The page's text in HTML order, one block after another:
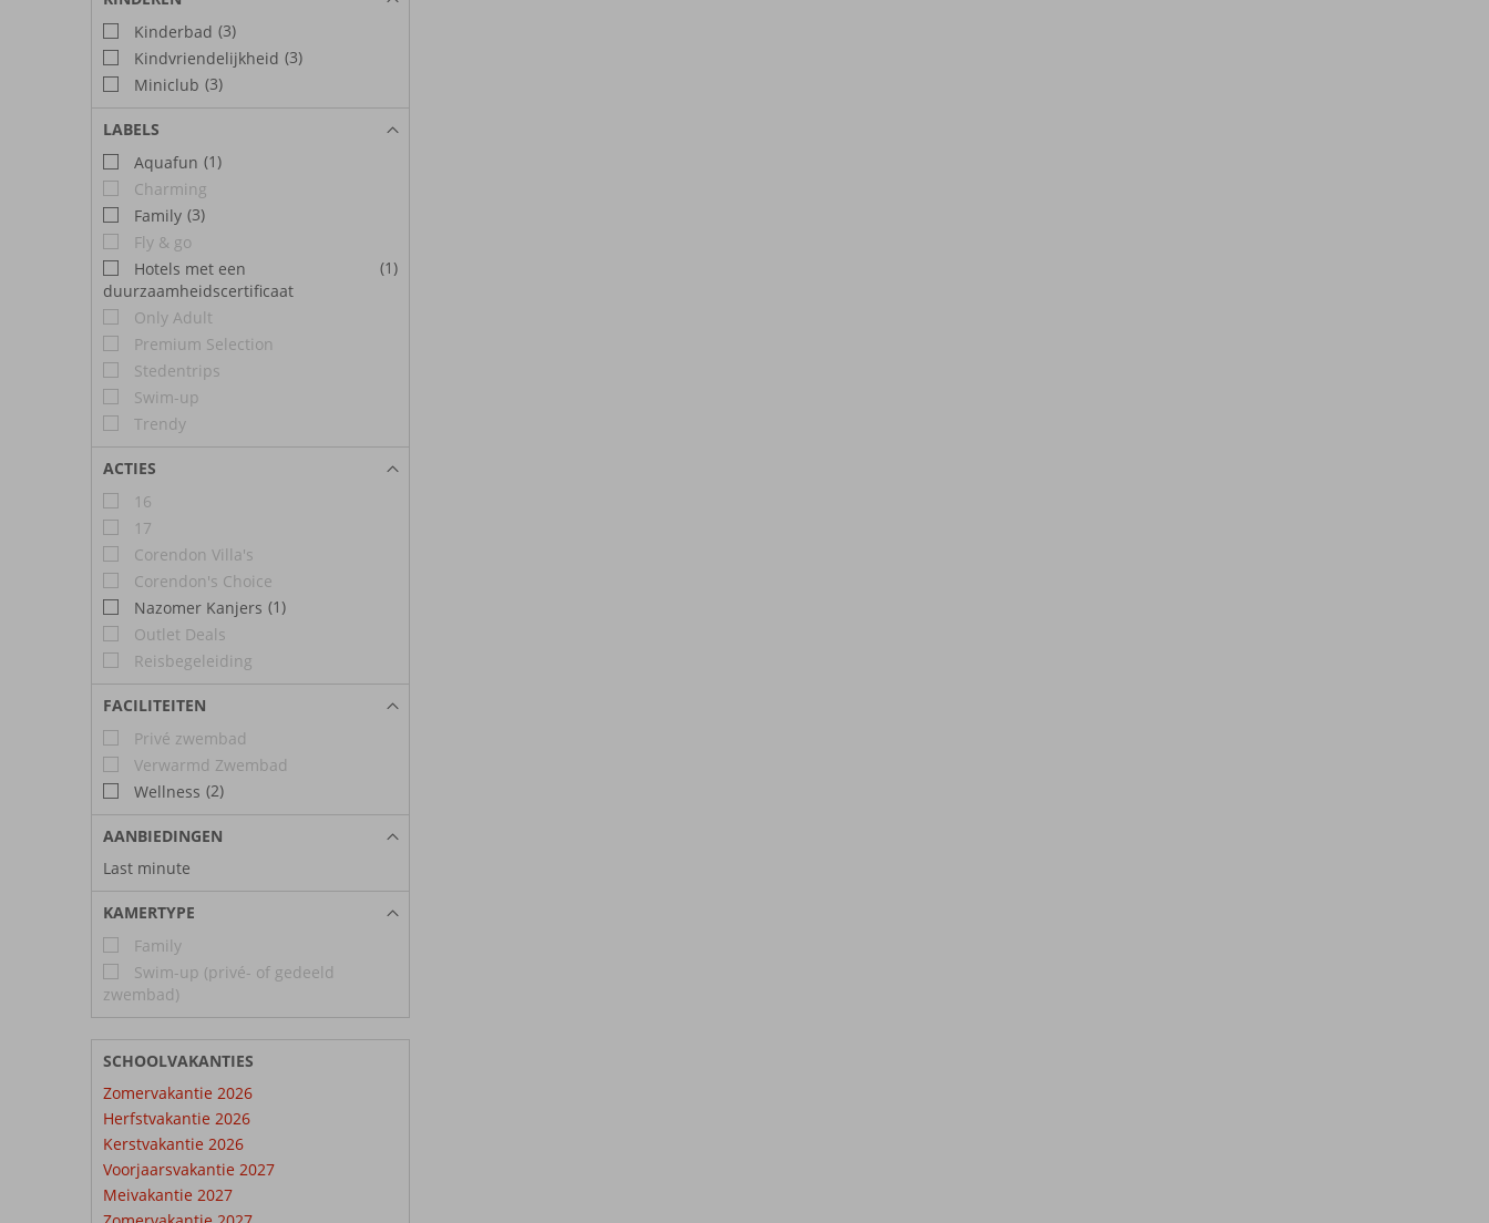
Kinderbad (3)
Kindvriendelijkheid (3)
Miniclub (3)
LABELS
Aquafun (1)
Charming
Family (3)
Fly & go
Hotels met een
duurzaamheidscertificaat
(1)
Only Adult
Premium Selection
Stedentrips
Swim-up
Trendy
ACTIES
16
17
Corendon Villa's
Corendon's Choice
Nazomer Kanjers (1)
Outlet Deals
Reisbegeleiding
FACILITEITEN
Privé zwembad
Verwarmd Zwembad
Wellness (2)
AANBIEDINGEN
Last minute
KAMERTYPE
Family
Swim-up (privé- of gedeeld
zwembad)
SCHOOLVAKANTIES
Zomervakantie 2026
Herfstvakantie 2026
Kerstvakantie 2026
Voorjaarsvakantie 2027
Meivakantie 2027